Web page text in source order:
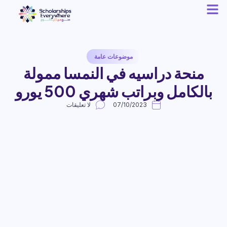
موضوعات عامة
منحة دراسيه في النمسا ممولة
بالكامل وبراتب شهري 500 يورو
07/10/2023 لا تعليقات